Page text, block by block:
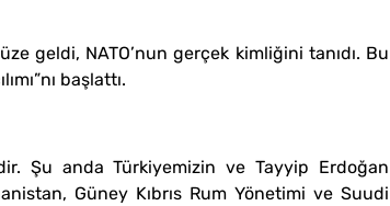
geldi, NATO’nun gerçek kimliğini tanıdı. Bu
başlattı.
Şu anda Türkiyemizin ve Tayyip Erdoğan
Güney Kıbrıs Rum Yönetimi ve Suudi